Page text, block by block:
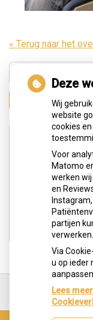
« Terug naar het
Zoeken
Hengelolaan
2545 JG Den
0703291613
de
Deze
Wij
website
cookies
Voor
Matomo
werken
en
partijen
verwerken.
Via
u op ieder
aanpassen.
Lees